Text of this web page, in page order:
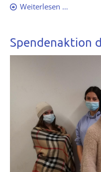
Weiterlesen …
Spendenaktion